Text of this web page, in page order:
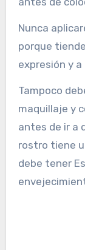
Nunca
porque
expresión y
Tampoco
maquillaje y
antes de ir a
rostro tiene
debe tener